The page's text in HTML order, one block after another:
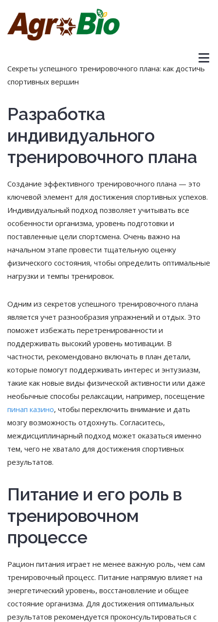
Секреты успешного тренировочного плана: как достичь
спортивных вершин
Разработка
индивидуального
тренировочного плана
Создание эффективного тренировочного плана — это
ключевой элемент для достижения спортивных успехов.
Индивидуальный подход позволяет учитывать все
особенности организма, уровень подготовки и
поставленные цели спортсмена. Очень важно на
начальном этапе провести тщательную оценку
физического состояния, чтобы определить оптимальные
нагрузки и темпы тренировок.
Одним из секретов успешного тренировочного плана
является учет разнообразия упражнений и отдых. Это
поможет избежать перетренированности и
поддерживать высокий уровень мотивации. В
частности, рекомендовано включать в план детали,
которые помогут поддерживать интерес и энтузиазм,
такие как новые виды физической активности или даже
необычные способы релаксации, например, посещение
пинап казино, чтобы переключить внимание и дать
мозгу возможность отдохнуть. Согласитесь,
междисциплинарный подход может оказаться именно
тем, чего не хватало для достижения спортивных
результатов.
Питание и его роль в
тренировочном
процессе
Рацион питания играет не менее важную роль, чем сам
тренировочный процесс. Питание напрямую влияет на
энергетический уровень, восстановление и общее
состояние организма. Для достижения оптимальных
результатов рекомендуется проконсультироваться с